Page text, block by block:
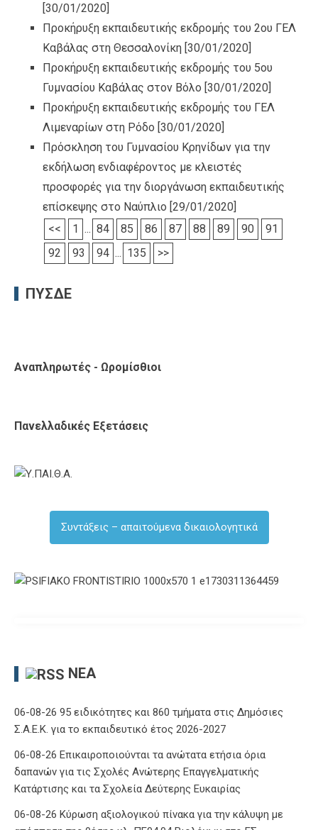
[30/01/2020]
Προκήρυξη εκπαιδευτικής εκδρομής του 2ου ΓΕΛ
Καβάλας στη Θεσσαλονίκη [30/01/2020]
Προκήρυξη εκπαιδευτικής εκδρομής του 5ου
Γυμνασίου Καβάλας στον Βόλο [30/01/2020]
Προκήρυξη εκπαιδευτικής εκδρομής του ΓΕΛ
Λιμεναρίων στη Ρόδο [30/01/2020]
Πρόσκληση του Γυμνασίου Κρηνίδων για την
εκδήλωση ενδιαφέροντος με κλειστές
προσφορές για την διοργάνωση εκπαιδευτικής
επίσκεψης στο Ναύπλιο [29/01/2020]
<<
1 ... 84 85 86 87 88 89 90
91
92
93 94 ... 135 >>
ΠΥΣΔΕ
Αναπληρωτές - Ωρομίσθιοι
Πανελλαδικές Εξετάσεις
Συντάξεις – απαιτούμενα δικαιολογητικά
ΝΈΑ
06-08-26 95 ειδικότητες και 860 τμήματα στις Δημόσιες
Σ.Α.Ε.Κ. για το εκπαιδευτικό έτος 2026-2027
06-08-26 Επικαιροποιούνται τα ανώτατα ετήσια όρια
δαπανών για τις Σχολές Ανώτερης Επαγγελματικής
Κατάρτισης και τα Σχολεία Δεύτερης Ευκαιρίας
06-08-26 Κύρωση αξιολογικού πίνακα για την κάλυψη με